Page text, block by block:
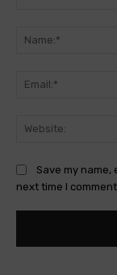
Save my
next time I comment.